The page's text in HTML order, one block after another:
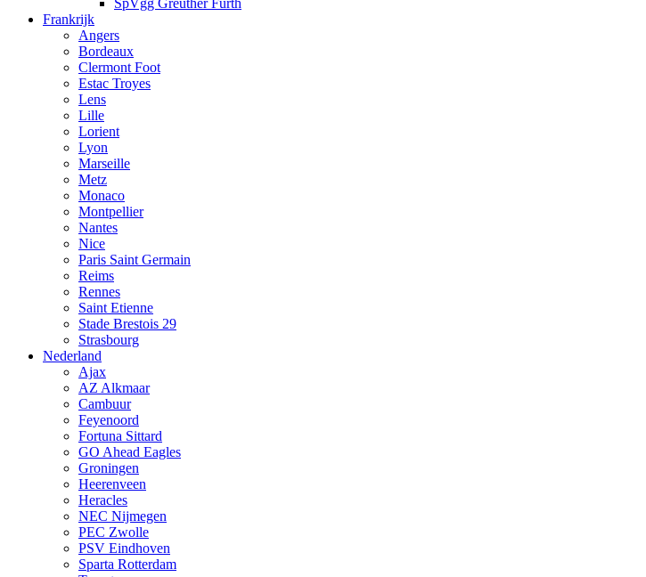
SpVgg Greuther Furth
Frankrijk
Angers
Bordeaux
Clermont Foot
Estac Troyes
Lens
Lille
Lorient
Lyon
Marseille
Metz
Monaco
Montpellier
Nantes
Nice
Paris Saint Germain
Reims
Rennes
Saint Etienne
Stade Brestois 29
Strasbourg
Nederland
Ajax
AZ Alkmaar
Cambuur
Feyenoord
Fortuna Sittard
GO Ahead Eagles
Groningen
Heerenveen
Heracles
NEC Nijmegen
PEC Zwolle
PSV Eindhoven
Sparta Rotterdam